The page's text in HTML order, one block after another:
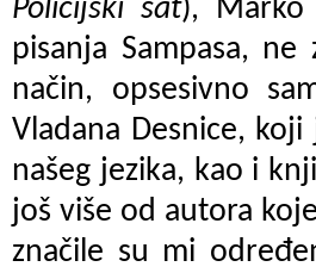
Policijski sat), Marko
pisanja Sampasa,
način, opsesivno
Vladana Desnice,
našeg jezika, kao i
još više od autora
značile su mi